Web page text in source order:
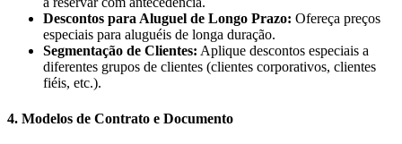
Descontos para Aluguel de Longo Prazo: Ofereça preços
especiais para aluguéis de longa duração.
Segmentação de Clientes: Aplique descontos especiais a
diferentes grupos de clientes (clientes corporativos, clientes
fiéis, etc.).
4. Modelos de Contrato e Documento